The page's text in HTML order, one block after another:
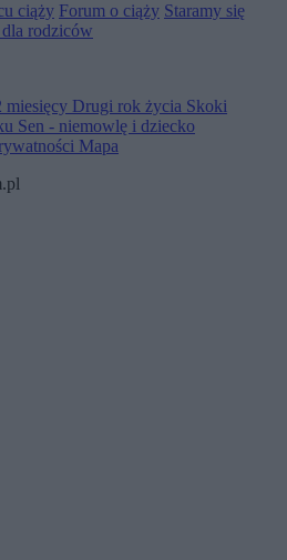
ciąży Forum o ciąży Staramy się
dla rodziców
miesięcy Drugi rok życia Skoki
Sen - niemowlę i dziecko
Mapa